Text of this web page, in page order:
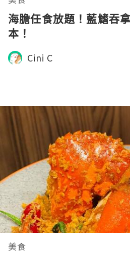
海膽任食放題！藍鰭吞
本！
Cini C
美食